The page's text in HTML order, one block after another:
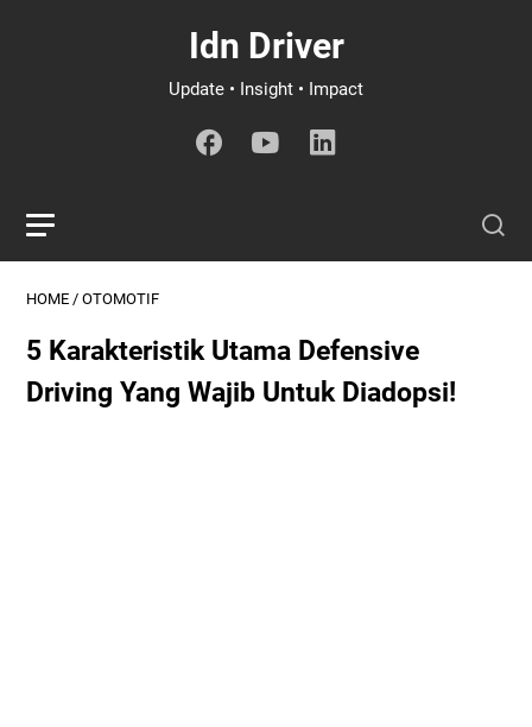
Idn Driver
Update • Insight • Impact
HOME / OTOMOTIF
5 Karakteristik Utama Defensive
Driving Yang Wajib Untuk Diadopsi!